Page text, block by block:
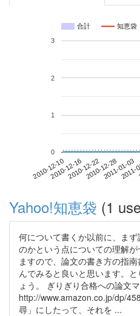
合計 知恵袋
2010-12-102010-12-162010-12-222010-12-282011-01-03
0
1
2
3
Yahoo!知恵袋 (1
何について書くか以前に、ま
のかという点についての理解
ますので、論文の書き方の指
んでみると良いと思います。
ょう。 ぎりぎり合格への論文
http://www.amazon.co.jp/dp/
尋」にしたって、それを ...